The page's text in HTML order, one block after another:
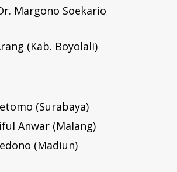
Margono Soekario
(Kab. Boyolali)
(Surabaya)
Anwar (Malang)
(Madiun)